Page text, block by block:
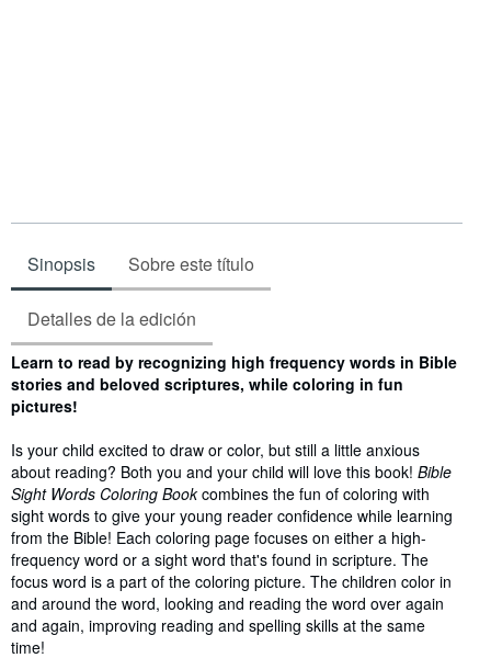
Sinopsis Sobre este título
Detalles de la edición
Sinopsis
Learn to read by recognizing high frequency words in Bible
stories and beloved scriptures, while coloring in fun
pictures!
Is your child excited to draw or color, but still a little anxious
about reading? Both you and your child will love this book! Bible
Sight Words Coloring Bookcombines the fun of coloring with
sight words to give your young reader confidence while learning
from the Bible! Each coloring page focuses on either a high-
frequency word or a sight word that's found in scripture. The
focus word is a part of the coloring picture. The children color in
and around the word, looking and reading the word over again
and again, improving reading and spelling skills at the same
time!